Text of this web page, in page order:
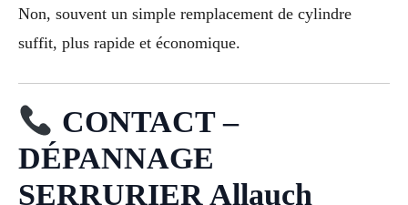
Non, souvent un simple remplacement de cylindre
suffit, plus rapide et économique.
CONTACT –
DÉPANNAGE
SERRURIER Allauch